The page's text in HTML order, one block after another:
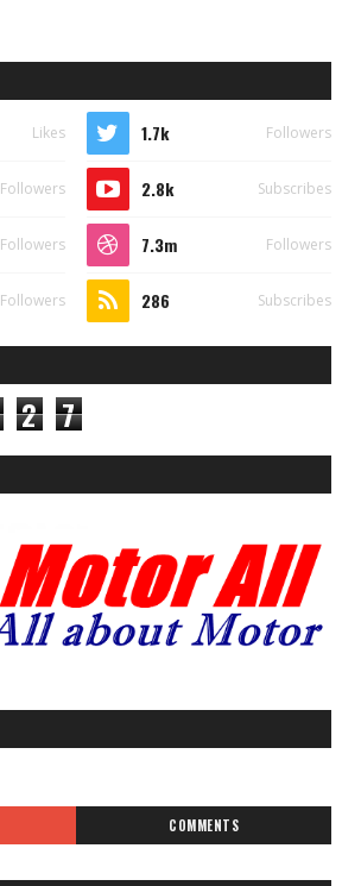
Likes 1.7k Followers
Followers 2.8k Subscribes
Followers 7.3m Followers
Followers 286 Subscribes
2 7
COMMENTS